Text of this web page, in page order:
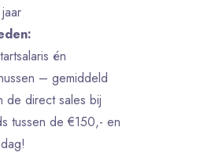
én
– gemiddeld
de direct sales bij
tussen de €150,- en